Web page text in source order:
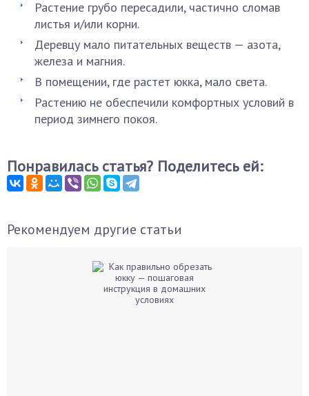
Растение грубо пересадили, частично сломав
листья и/или корни.
Деревцу мало питательных веществ — азота,
железа и магния.
В помещении, где растет юкка, мало света.
Растению не обеспечили комфортных условий в
период зимнего покоя.
Понравилась статья? Поделитесь ей:
Рекомендуем другие статьи